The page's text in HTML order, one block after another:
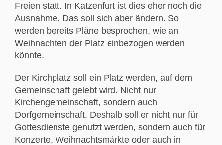
Freien statt. In Katzenfurt ist dies eher noch die
Ausnahme. Das soll sich aber ändern. So
werden bereits Pläne besprochen, wie an
Weihnachten der Platz einbezogen werden
könnte.
Der Kirchplatz soll ein Platz werden, auf dem
Gemeinschaft gelebt wird. Nicht nur
Kirchengemeinschaft, sondern auch
Dorfgemeinschaft. Deshalb soll er nicht nur für
Gottesdienste genutzt werden, sondern auch für
Konzerte, Weihnachtsmärkte oder auch in